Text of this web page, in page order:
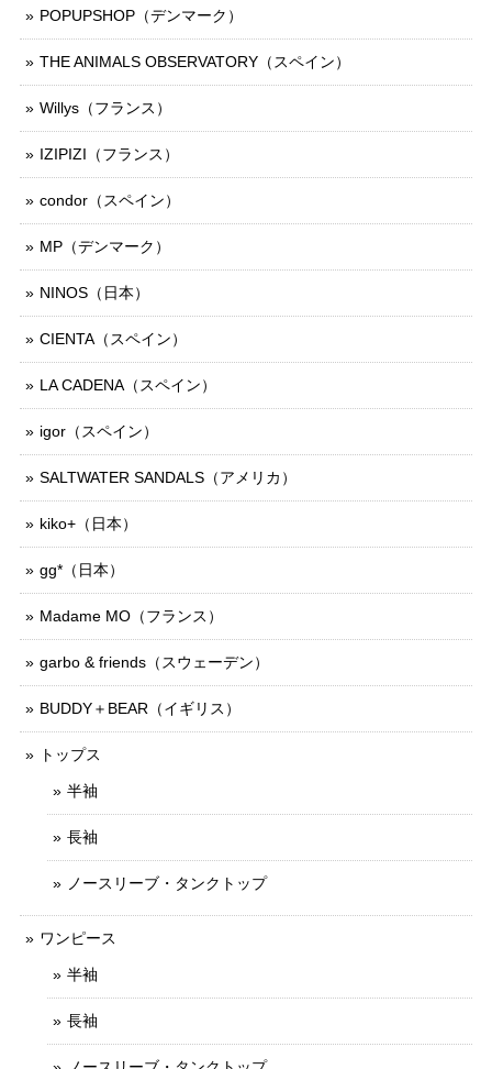
POPUPSHOP（デンマーク）
THE ANIMALS OBSERVATORY（スペイン）
Willys（フランス）
IZIPIZI（フランス）
condor（スペイン）
MP（デンマーク）
NINOS（日本）
CIENTA（スペイン）
LA CADENA（スペイン）
igor（スペイン）
SALTWATER SANDALS（アメリカ）
kiko+（日本）
gg*（日本）
Madame MO（フランス）
garbo & friends（スウェーデン）
BUDDY＋BEAR（イギリス）
トップス
半袖
長袖
ノースリーブ・タンクトップ
ワンピース
半袖
長袖